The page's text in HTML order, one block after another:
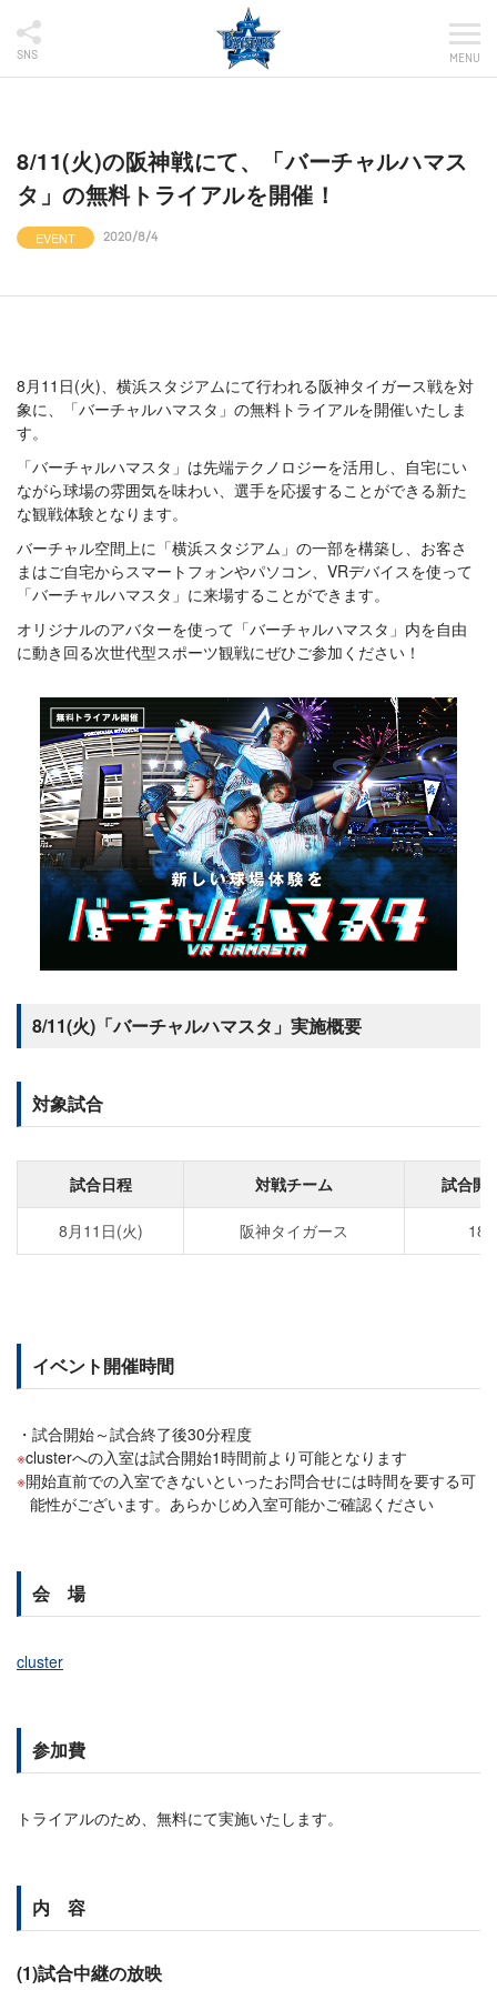
SNS MENU
8/11(火)の阪神戦にて、「バーチャルハマス
タ」の無料トライアルを開催！
EVENT 2020/8/4
8月11日(火)、横浜スタジアムにて行われる阪神タイガース戦を対
象に、「バーチャルハマスタ」の無料トライアルを開催いたしま
す。
「バーチャルハマスタ」は先端テクノロジーを活用し、自宅にい
ながら球場の雰囲気を味わい、選手を応援することができる新た
な観戦体験となります。
バーチャル空間上に「横浜スタジアム」の一部を構築し、お客さ
まはご自宅からスマートフォンやパソコン、VRデバイスを使って
「バーチャルハマスタ」に来場することができます。
オリジナルのアバターを使って「バーチャルハマスタ」内を自由
に動き回る次世代型スポーツ観戦にぜひご参加ください！
8/11(火)「バーチャルハマスタ」実施概要
対象試合
試合日程 対戦チーム 試合開
8月11日(火) 阪神タイガース
イベント開催時間
試合開始～試合終了後30分程度
clusterへの入室は試合開始1時間前より可能となります
開始直前での入室できないといったお問合せには時間を要する可
能性がございます。あらかじめ入室可能かご確認ください
会 場
cluster
参加費
トライアルのため、無料にて実施いたします。
内 容
(1)試合中継の放映